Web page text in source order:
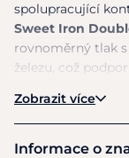
spolupracující
Sweet Iron
rovnoměrný tlak
železu, což
Hlavní vlastnosti
Zobrazit více
Informace o